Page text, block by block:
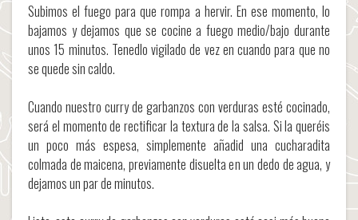
Subimos el fuego para que rompa a hervir. En ese momento, lo
bajamos y dejamos que se cocine a fuego medio/bajo durante
unos 15 minutos. Tenedlo vigilado de vez en cuando para que no
se quede sin caldo.
Cuando nuestro curry de garbanzos con verduras esté cocinado,
será el momento de rectificar la textura de la salsa. Si la queréis
un poco más espesa, simplemente añadid una cucharadita
colmada de maicena, previamente disuelta en un dedo de agua, y
dejamos un par de minutos.